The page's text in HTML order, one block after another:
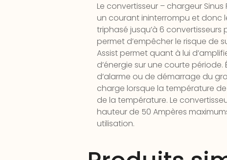
Le convertisseur – chargeur
un courant ininterrompu et donc
triphasé jusqu’à 6 convertisseurs
permet d’empêcher le risque de
Assist permet quant à lui
d’énergie sur une courte
d’alarme ou de démarrage du
charge lorsque la température
de la température. Le
hauteur de 50 Ampères
utilisation.